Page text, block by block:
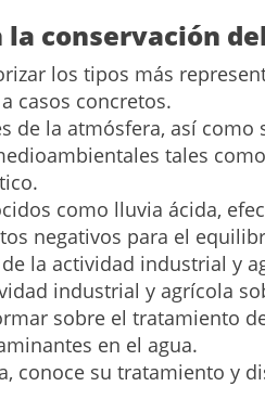
la conservación
los tipos más
casos concretos.
la atmósfera, así como
tales
como lluvia ácida,
negativos para el
la actividad industrial y
industrial y agrícola
sobre el tratamiento
en el agua.
conoce su tratamiento y